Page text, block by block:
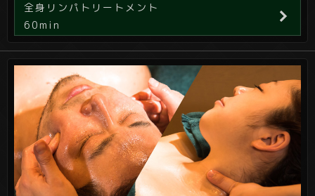
全身リンパトリートメント
60min